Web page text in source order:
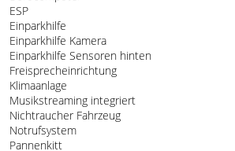
ESP
Einparkhilfe
Einparkhilfe Kamera
Einparkhilfe Sensoren hinten
Freisprecheinrichtung
Klimaanlage
Musikstreaming integriert
Nichtraucher Fahrzeug
Notrufsystem
Pannenkitt